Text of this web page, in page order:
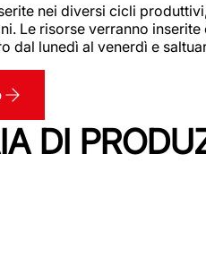
nei diversi cicli
Le risorse verranno
lunedì al venerdì e
DI